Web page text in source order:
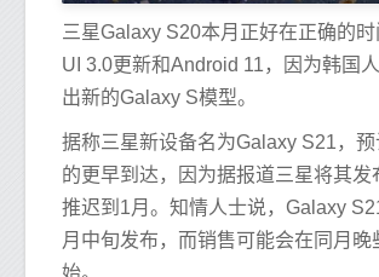
三星Galaxy S20本月正好在正确的
UI 3.0更新和Android 11，因为韩国
出新的Galaxy S模型。
据称三星新设备名为Galaxy S21，预
的更早到达，因为据报道三星将其发
推迟到1月。知情人士说，Galaxy
月中旬发布，而销售可能会在同月晚
始。